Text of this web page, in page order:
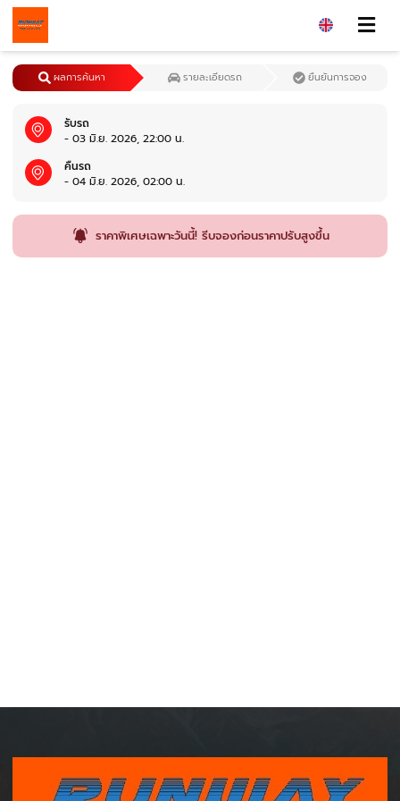
รับรถ
- 03 มิ.ย. 2026, 22:00 น.
คืนรถ
- 04 มิ.ย. 2026, 02:00 น.
ผลการค้นหา รายละเอียดรถ ยืนยันการจอง
ราคาพิเศษเฉพาะวันนี้! รีบจองก่อนราคาปรับสูงขึ้น